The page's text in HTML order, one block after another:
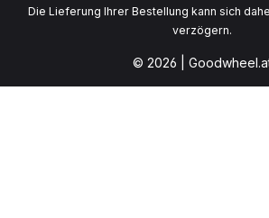
Die Lieferung Ihrer Bestellung kann sich
verzögern.
© 2026 |